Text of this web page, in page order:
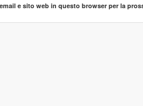
e sito web in questo browser per la